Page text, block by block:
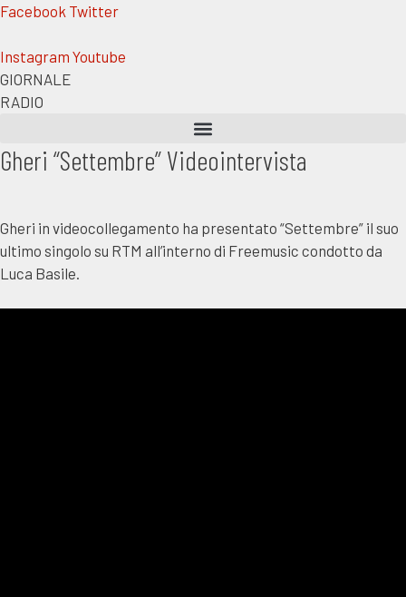
Vai
contenuto
Facebook Twitter
Instagram Youtube
GIORNALE
RADIO
Gheri “Settembre” Videointervista
Gheri in videocollegamento ha presentato “Settembre” il suo
ultimo singolo su RTM all’interno di Freemusic condotto da
Luca Basile.